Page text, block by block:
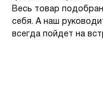
Весь товар
себя. А наш
всегда пойдет на